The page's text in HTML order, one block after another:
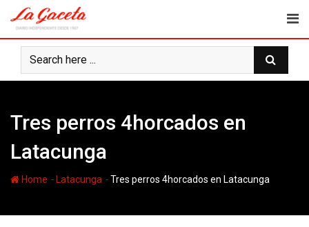
content
Tres perros 4horcados en
Latacunga
Home - Latacunga -Tres perros 4horcados en Latacunga